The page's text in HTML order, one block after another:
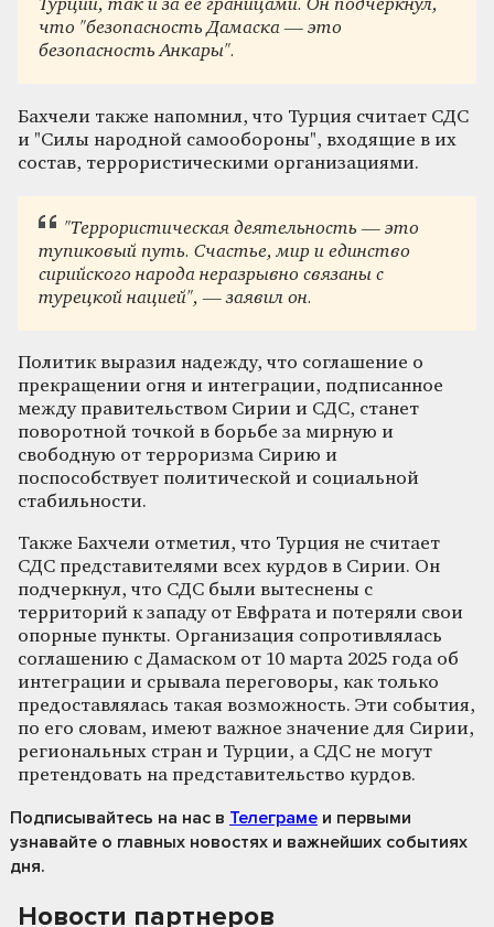
Турции, так и за ее границами. Он подчеркнул,
что "безопасность Дамаска — это
безопасность Анкары".
Бахчели также напомнил, что Турция считает СДС
и "Силы народной самообороны", входящие в их
состав, террористическими организациями.
"Террористическая деятельность — это
тупиковый путь. Счастье, мир и единство
сирийского народа неразрывно связаны с
турецкой нацией", — заявил он.
Политик выразил надежду, что соглашение о
прекращении огня и интеграции, подписанное
между правительством Сирии и СДС, станет
поворотной точкой в борьбе за мирную и
свободную от терроризма Сирию и
поспособствует политической и социальной
стабильности.
Также Бахчели отметил, что Турция не считает
СДС представителями всех курдов в Сирии. Он
подчеркнул, что СДС были вытеснены с
территорий к западу от Евфрата и потеряли свои
опорные пункты. Организация сопротивлялась
соглашению с Дамаском от 10 марта 2025 года об
интеграции и срывала переговоры, как только
предоставлялась такая возможность. Эти события,
по его словам, имеют важное значение для Сирии,
региональных стран и Турции, а СДС не могут
претендовать на представительство курдов.
Подписывайтесь на нас в Телеграме и первыми
узнавайте о главных новостях и важнейших событиях
дня.
Новости партнеров